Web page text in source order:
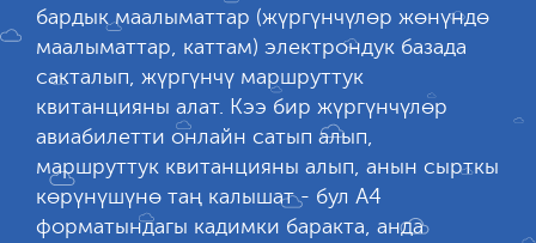
бардык маалыматтар (жүргүнчүлөр жөнүндө
маалыматтар, каттам) электрондук базада
сакталып, жүргүнчү маршруттук
квитанцияны алат. Кээ бир жүргүнчүлөр
авиабилетти онлайн сатып алып,
маршруттук квитанцияны алып, анын сырткы
көрүнүшүнө таң калышат - бул А4
форматындагы кадимки баракта, анда